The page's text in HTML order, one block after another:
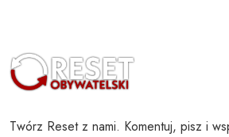
Twórz Reset z nami. Komentuj, pisz i